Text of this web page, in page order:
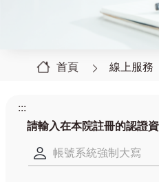
首頁 線上服務
:::
請輸入在本院註冊的認證